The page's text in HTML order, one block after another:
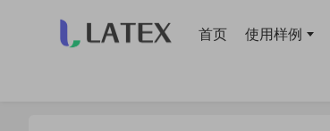
首页 使用样例